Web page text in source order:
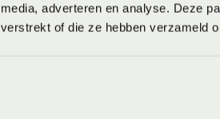
media, adverteren en analyse. Deze
verstrekt of die ze hebben verzameld
Onze belofte
om jou een gezonde
mogelijk maakt. Samen